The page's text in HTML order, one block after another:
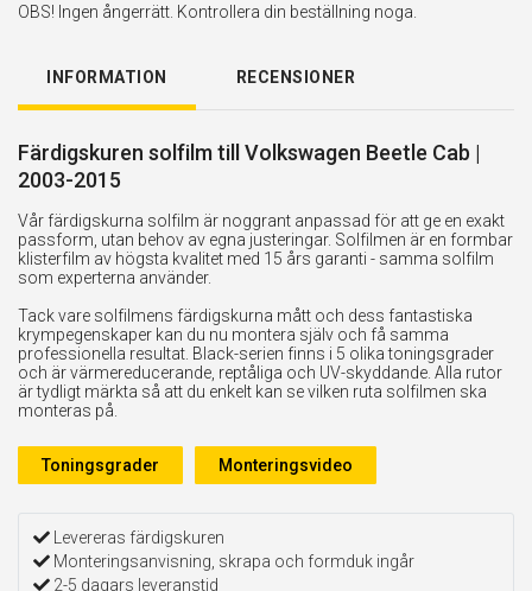
OBS! Ingen ångerrätt. Kontrollera din beställning noga.
INFORMATION RECENSIONER
Färdigskuren solfilm till Volkswagen Beetle Cab |
2003-2015
Vår färdigskurna solfilm är noggrant anpassad för att ge en exakt
passform, utan behov av egna justeringar. Solfilmen är en formbar
klisterfilm av högsta kvalitet med 15 års garanti - samma solfilm
som experterna använder.
Tack vare solfilmens färdigskurna mått och dess fantastiska
krympegenskaper kan du nu montera själv och få samma
professionella resultat. Black-serien finns i 5 olika toningsgrader
och är värmereducerande, reptåliga och UV-skyddande. Alla rutor
är tydligt märkta så att du enkelt kan se vilken ruta solfilmen ska
monteras på.
Toningsgrader Monteringsvideo
Levereras färdigskuren
Monteringsanvisning, skrapa och formduk ingår
2-5 dagars leveranstid